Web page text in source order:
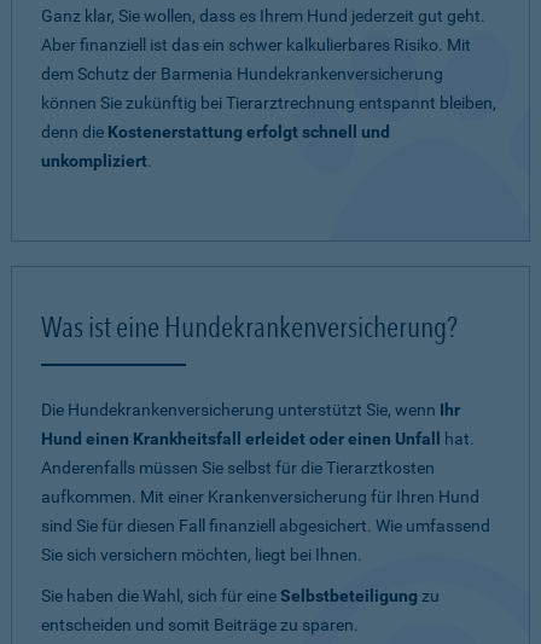
Ganz klar, Sie wollen, dass es Ihrem Hund jederzeit gut geht.
Aber finanziell ist das ein schwer kalkulierbares Risiko. Mit
dem Schutz der Barmenia Hundekrankenversicherung
können Sie zukünftig bei Tierarztrechnung entspannt bleiben,
denn die Kostenerstattung erfolgt schnell und
unkompliziert.
Was ist eine Hundekrankenversicherung?
Die Hundekrankenversicherung unterstützt Sie, wenn Ihr
Hund einen Krankheitsfall erleidet oder einen Unfall
hat.
Anderenfalls müssen Sie selbst für die Tierarztkosten
aufkommen. Mit einer Krankenversicherung für Ihren Hund
sind Sie für diesen Fall finanziell abgesichert. Wie umfassend
Sie sich versichern möchten, liegt bei Ihnen.
Sie haben die Wahl, sich für eineSelbstbeteiligung zu
entscheiden und somit Beiträge zu sparen.